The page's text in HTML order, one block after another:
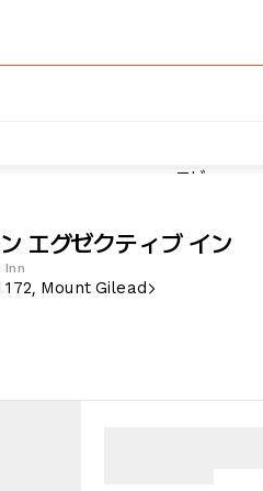
エグゼクティブ イン
Inn
172, Mount Gilead